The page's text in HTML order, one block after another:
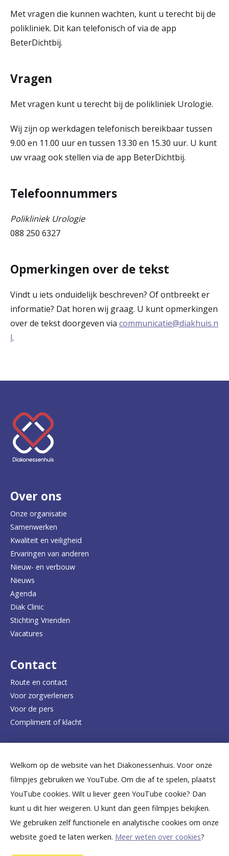
Met vragen die kunnen wachten, kunt u terecht bij de
polikliniek. Dit kan telefonisch of via de app
BeterDichtbij.
Vragen
Met vragen kunt u terecht bij de polikliniek Urologie.
Wij zijn op werkdagen telefonisch bereikbaar tussen
9.00 en 11.00 uur en tussen 13.30 en 15.30 uur. U kunt
uw vraag ook stellen via de app BeterDichtbij.
Telefoonnummers
Polikliniek Urologie
088 250 6327
Opmerkingen over de tekst
Vindt u iets onduidelijk beschreven? Of ontbreekt er
informatie? Dat horen wij graag. U kunt opmerkingen
over de tekst doorgeven via communicatie@diakhuis.n
l.
Welkom op de website van het Diakonessenhuis. Voor onze
filmpjes gebruiken we YouTube. Om die af te spelen, plaatst
YouTube cookies. Wilt u liever geen YouTube cookie? Dan
kunt u dit hier weigeren. U kunt dan geen filmpjes bekijken.
We gebruiken zelf functionele en analytische cookies om onze
website goed te laten werken. Meer weten over cookies?
K
e
e
t
e
r
u
g
n
a
a
d
e
h
o
p
a
g
e
Over ons
Onze organisatie
Samenwerken
Kwaliteit en veiligheid
Ervaringen van anderen
Nieuw- en verbouw
Nieuws
Agenda
Diak Clinic
Stichting Vrienden
Vacatures
Contact
Route en contact
Voor zorgverleners
Voor de pers
Compliment of klacht
Dicht bij jou
B
e
k
B
e
k
B
e
k
B
e
k
B
e
k